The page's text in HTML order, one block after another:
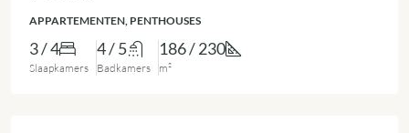
APPARTEMENTEN, PENTHOUSES
3 / 4
Slaapkamers
4 / 5
Badkamers
186 / 230
m²